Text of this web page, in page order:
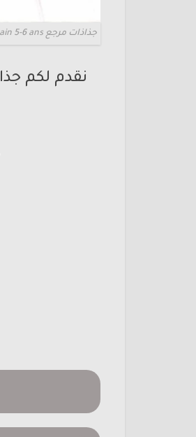
جذاذات مرجع mon petit train 5-6 ans